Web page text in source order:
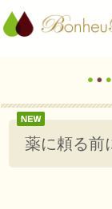
薬に頼る前